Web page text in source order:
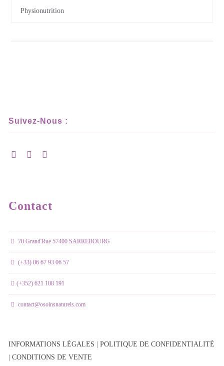
Physionutrition
Suivez-Nous :
Contact
70 Grand'Rue 57400 SARREBOURG
(+33) 06 67 93 06 57
(+352) 621 108 191
contact@osoinsnaturels.com
INFORMATIONS LÉGALES |POLITIQUE DE CONFIDENTIALITÉ
|CONDITIONS DE VENTE